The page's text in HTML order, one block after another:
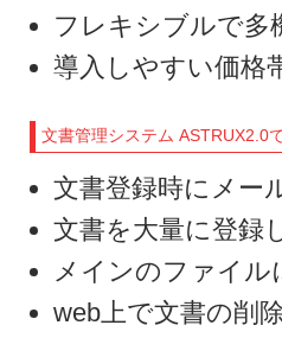
フレキシブルで多
導入しやすい価格
文書管理システム ASTRUX2.0
文書登録時にメー
文書を大量に登録
メインのファイ
web上で文書の削